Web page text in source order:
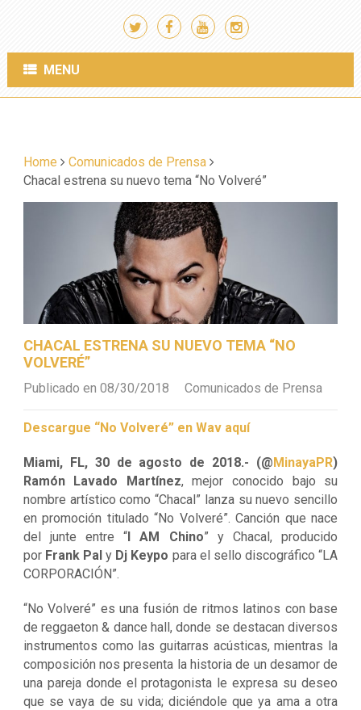
MENU
Home
Comunicados de Prensa
Chacal estrena su nuevo tema “No Volveré”
CHACAL ESTRENA SU NUEVO TEMA “NO
VOLVERÉ”
Publicado en 08/30/2018 Comunicados de Prensa
Descargue “No Volveré” en Wav aquí
Miami, FL, 30 de agosto de 2018.- (@MinayaPR)
Ramón Lavado Martínez, mejor conocido bajo su
nombre artístico como “Chacal” lanza su nuevo sencillo
en promoción titulado “No Volveré”. Canción que nace
del junte entre “I AM Chino” y Chacal, producido
por Frank Pal y Dj Keypo para el sello discográfico “LA
CORPORACIÓN”.
“No Volveré” es una fusión de ritmos latinos con base
de reggaeton & dance hall, donde se destacan diversos
instrumentos como las guitarras acústicas, mientras la
composición nos presenta la historia de un desamor de
una pareja donde el protagonista le expresa su deseo
que se vaya de su vida; diciéndole que ya ama a otra